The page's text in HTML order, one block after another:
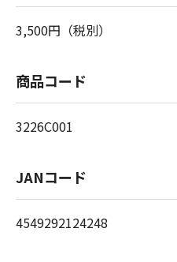
3,500円（税別）
商品コード
3226C001
JANコード
4549292124248